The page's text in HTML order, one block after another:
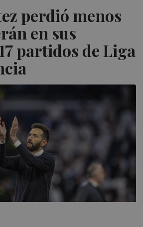
perdió menos
en sus
partidos de Liga